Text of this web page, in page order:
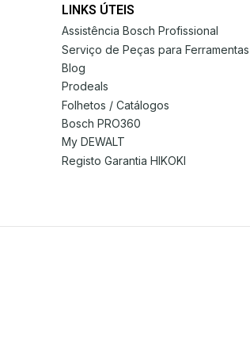
LINKS ÚTEIS
Assistência Bosch Profissional
Serviço de Peças para
Blog
Prodeals
Folhetos / Catálogos
Bosch PRO360
My DEWALT
Registo Garantia HIKOKI